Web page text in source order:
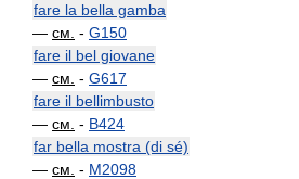
fare la bella gamba
— см. - G150
fare il bel giovane
— см. - G617
fare il bellimbusto
— см. - B424
far bella mostra (di sé)
— см. - M2098